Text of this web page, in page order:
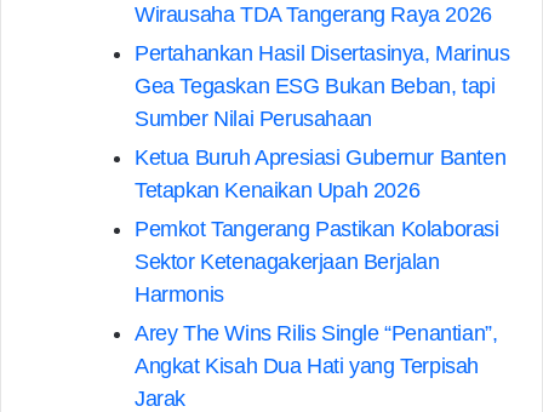
Wirausaha TDA Tangerang Raya 2026
Pertahankan Hasil Disertasinya, Marinus
Gea Tegaskan ESG Bukan Beban, tapi
Sumber Nilai Perusahaan
Ketua Buruh Apresiasi Gubernur Banten
Tetapkan Kenaikan Upah 2026
Pemkot Tangerang Pastikan Kolaborasi
Sektor Ketenagakerjaan Berjalan
Harmonis
Arey The Wins Rilis Single “Penantian”,
Angkat Kisah Dua Hati yang Terpisah
Jarak